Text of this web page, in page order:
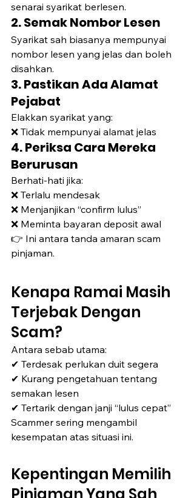
senarai syarikat berlesen.
2. Semak Nombor Lesen
Syarikat sah biasanya mempunyai
nombor lesen yang jelas dan boleh
disahkan.
3. Pastikan Ada Alamat
Pejabat
Elakkan syarikat yang:
❌ Tidak mempunyai alamat jelas
4. Periksa Cara Mereka
Berurusan
Berhati-hati jika:
❌ Terlalu mendesak
❌ Menjanjikan “confirm lulus”
❌ Meminta bayaran deposit awal
👉 Ini antara tanda amaran scam
pinjaman.
Kenapa Ramai Masih
Terjebak Dengan
Scam?
Antara sebab utama:
✔ Terdesak perlukan duit segera
✔ Kurang pengetahuan tentang
semakan lesen
✔ Tertarik dengan janji “lulus cepat”
Scammer sering mengambil
kesempatan atas situasi ini.
Kepentingan Memilih
Pinjaman Yang Sah